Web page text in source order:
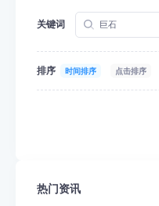
关键词
排序 时间排序 点击排序
热门资讯